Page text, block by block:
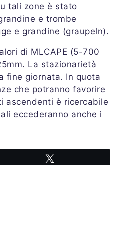
tali zone è stato
e trombe
e grandine (graupeln).
di MLCAPE (5-700
La stazionarietà
fine giornata. In quota
che potranno favorire
ascendenti è ricercabile
eccederanno anche i